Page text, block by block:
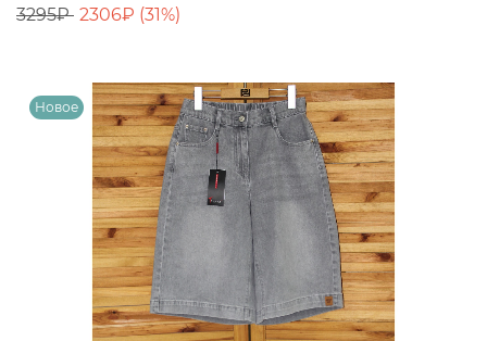
3295₽ 2306₽ (31%)